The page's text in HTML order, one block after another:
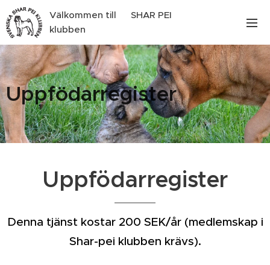
Välkommen till SHAR PEI
klubben
Uppfödarregister
Uppfödarregister
Denna tjänst kostar 200 SEK/år (medlemskap i
Shar-pei klubben krävs).